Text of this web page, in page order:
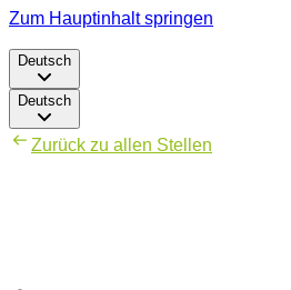
Zum Hauptinhalt springen
Deutsch
Deutsch
Zurück zu allen Stellen